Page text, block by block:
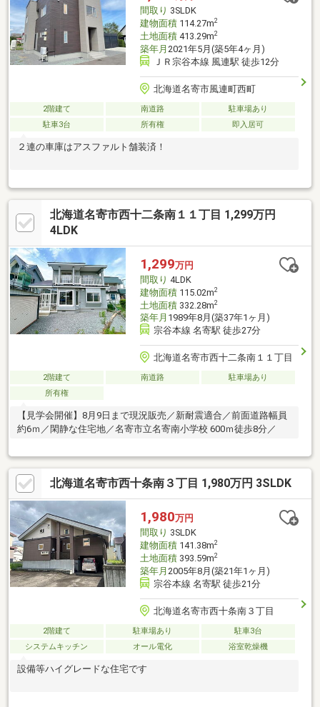
間取り 3SLDK
建物面積114.27m2
土地面積413.29m2
築年月 2021年5月(築5年4ヶ月)
ＪＲ宗谷本線 風連駅 徒歩12分
北海道名寄市風連町西町
2階建て 南道路
駐車場あり
駐車3台
所有権 即入居可
２連の車庫はアスファルト舗装済！
北海道名寄市西十二条南１１丁目 1,299万円
4LDK
1,299万円
間取り 4LDK
建物面積115.02m2
土地面積332.28m2
築年月 1989年8月(築37年1ヶ月)
宗谷本線 名寄駅 徒歩27分
北海道名寄市西十二条南１１丁目
2階建て 南道路
駐車場あり
所有権
【見学会開催】8月9日まで現況販売／新耐震適合／前面道路幅員
約6ｍ／閑静な住宅地／名寄市立名寄南小学校 600ｍ徒歩8分／
北海道名寄市西十条南３丁目 1,980万円 3SLDK
1,980万円
間取り 3SLDK
建物面積141.38m2
土地面積393.59m2
築年月 2005年8月(築21年1ヶ月)
宗谷本線 名寄駅 徒歩21分
北海道名寄市西十条南３丁目
2階建て 駐車場あり
駐車3台
システムキッチン
オール電化 浴室乾燥機
設備等ハイグレードな住宅です